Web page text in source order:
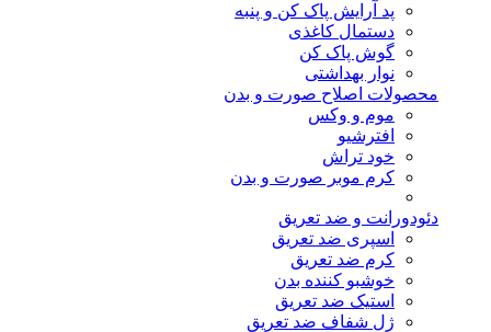
پد آرایش پاک کن و پنبه
دستمال کاغذی
گوش پاک کن
نوار بهداشتی
محصولات اصلاح صورت و بدن
موم و وکس
افترشیو
خود تراش
کرم موبر صورت و بدن
دئودورانت و ضد تعریق
اسپری ضد تعریق
کرم ضد تعریق
خوشبو کننده بدن
استیک ضد تعریق
ژل شفاف ضد تعریق